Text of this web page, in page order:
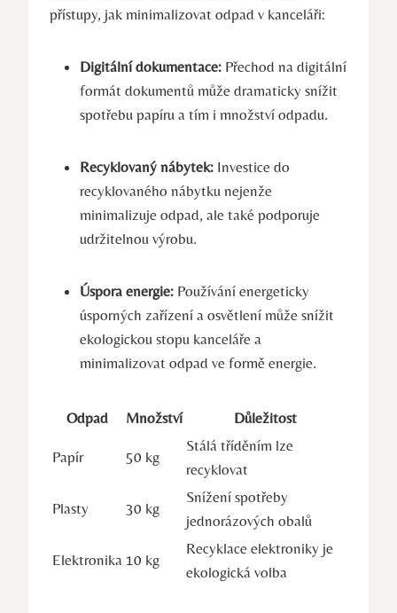
přístupy, jak minimalizovat odpad v kanceláři:
Digitální dokumentace: Přechod na digitální
formát dokumentů může dramaticky snížit
spotřebu papíru a tím i množství odpadu.
Recyklovaný nábytek: Investice do
recyklovaného nábytku nejenže
minimalizuje odpad, ale také podporuje
udržitelnou výrobu.
Úspora energie: Používání energeticky
úsporných zařízení a osvětlení může snížit
ekologickou stopu kanceláře a
minimalizovat odpad ve formě energie.
Odpad Množství Důležitost
Papír 50 kg
Stálá tříděním lze
recyklovat
Plasty 30 kg
Snížení spotřeby
jednorázových obalů
Elektronika 10 kg
Recyklace elektroniky je
ekologická volba